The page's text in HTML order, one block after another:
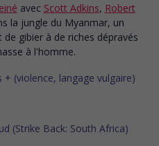
avec Scott Adkins, Robert
la jungle du Myanmar, un
gibier à de riches dépravés
à l'homme.